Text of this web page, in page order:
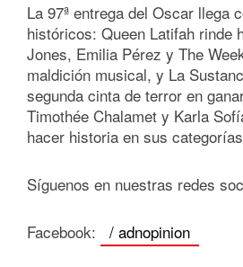
La 97ª entrega del Oscar llega
históricos: Queen Latifah rinde
Jones, Emilia Pérez y The
maldición musical, y La
segunda cinta de terror en
Timothée Chalamet y Karla
hacer historia en sus
Síguenos en nuestras redes
Facebook: / adnopinion